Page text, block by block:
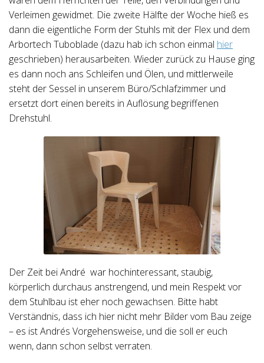
Verleimen gewidmet. Die zweite Hälfte der Woche hieß es
dann die eigentliche Form der Stuhls mit der Flex und dem
Arbortech Tuboblade (dazu hab ich schon einmal hier
geschrieben) herausarbeiten. Wieder zurück zu Hause ging
es dann noch ans Schleifen und Ölen, und mittlerweile
steht der Sessel in unserem Büro/Schlafzimmer und
ersetzt dort einen bereits in Auflösung begriffenen
Drehstuhl.
Der Zeit bei André war hochinteressant, staubig,
körperlich durchaus anstrengend, und mein Respekt vor
dem Stuhlbau ist eher noch gewachsen. Bitte habt
Verständnis, dass ich hier nicht mehr Bilder vom Bau zeige
– es ist Andrés Vorgehensweise, und die soll er euch
wenn, dann schon selbst verraten.